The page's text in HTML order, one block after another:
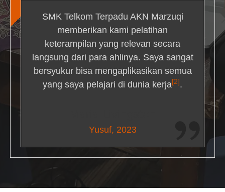
SMK Telkom Terpadu AKN Marzuqi
memberikan kami pelatihan
keterampilan yang relevan secara
langsung dari para ahlinya. Saya sangat
bersyukur bisa mengaplikasikan semua
yang saya pelajari di dunia kerja[2] .
Yusuf, 2023